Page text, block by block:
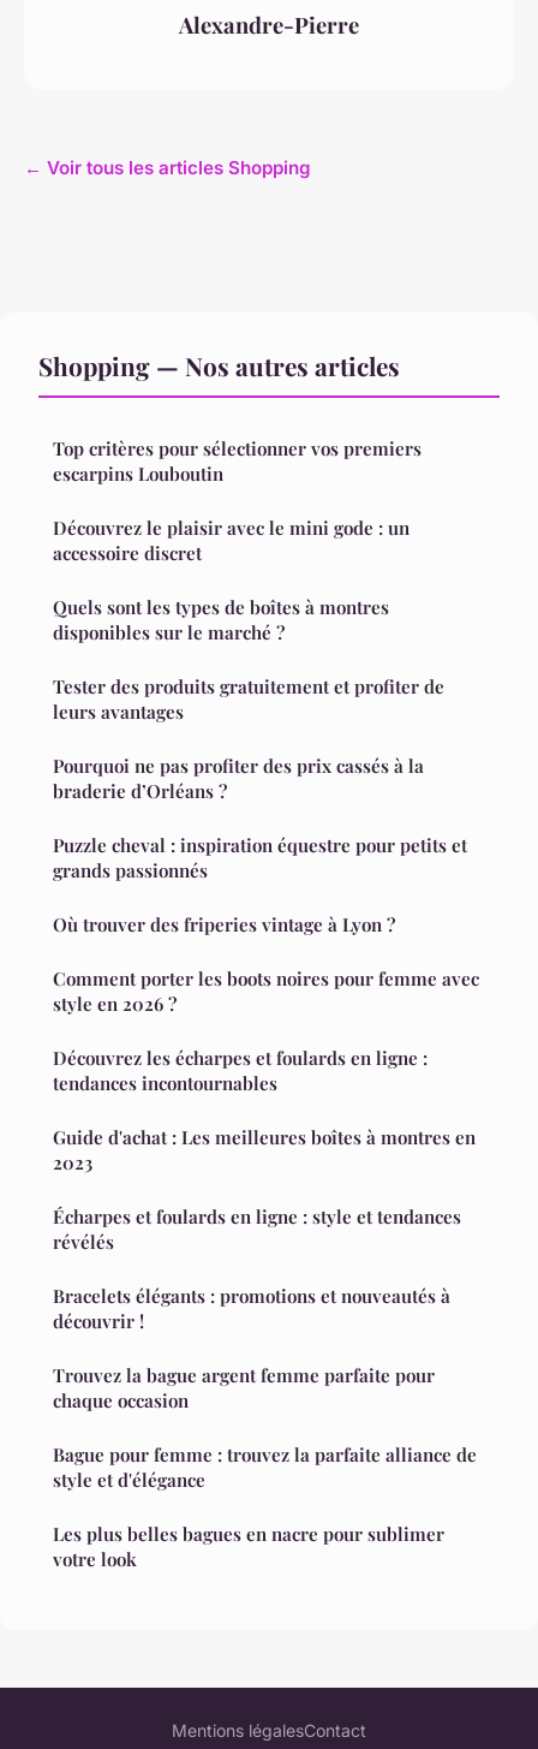
Alexandre-Pierre
← Voir tous les articles Shopping
Shopping — Nos autres articles
Top critères pour sélectionner vos premiers
escarpins Louboutin
Découvrez le plaisir avec le mini gode : un
accessoire discret
Quels sont les types de boîtes à montres
disponibles sur le marché ?
Tester des produits gratuitement et profiter de
leurs avantages
Pourquoi ne pas profiter des prix cassés à la
braderie d’Orléans ?
Puzzle cheval : inspiration équestre pour petits et
grands passionnés
Où trouver des friperies vintage à Lyon ?
Comment porter les boots noires pour femme avec
style en 2026 ?
Découvrez les écharpes et foulards en ligne :
tendances incontournables
Guide d'achat : Les meilleures boîtes à montres en
2023
Écharpes et foulards en ligne : style et tendances
révélés
Bracelets élégants : promotions et nouveautés à
découvrir !
Trouvez la bague argent femme parfaite pour
chaque occasion
Bague pour femme : trouvez la parfaite alliance de
style et d'élégance
Les plus belles bagues en nacre pour sublimer
votre look
Mentions légalesContact